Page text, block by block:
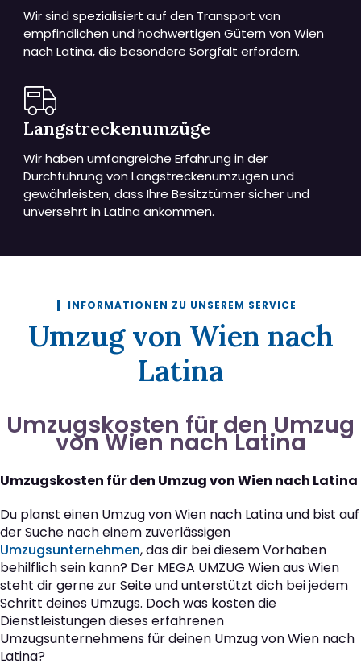
Wir sind spezialisiert auf den Transport von
empfindlichen und hochwertigen Gütern von Wien
nach Latina, die besondere Sorgfalt erfordern.
Langstreckenumzüge
Wir haben umfangreiche Erfahrung in der
Durchführung von Langstreckenumzügen und
gewährleisten, dass Ihre Besitztümer sicher und
unversehrt in Latina ankommen.
INFORMATIONEN ZU UNSEREM SERVICE
Umzug von Wien nach
Latina
Umzugskosten für den Umzug
von Wien nach Latina
Umzugskosten für den Umzug von Wien nach Latina
Du planst einen Umzug von Wien nach Latina und bist auf
der Suche nach einem zuverlässigen
Umzugsunternehmen, das dir bei diesem Vorhaben
behilflich sein kann? Der MEGA UMZUG Wien aus Wien
steht dir gerne zur Seite und unterstützt dich bei jedem
Schritt deines Umzugs. Doch was kosten die
Dienstleistungen dieses erfahrenen
Umzugsunternehmens für deinen Umzug von Wien nach
Latina?